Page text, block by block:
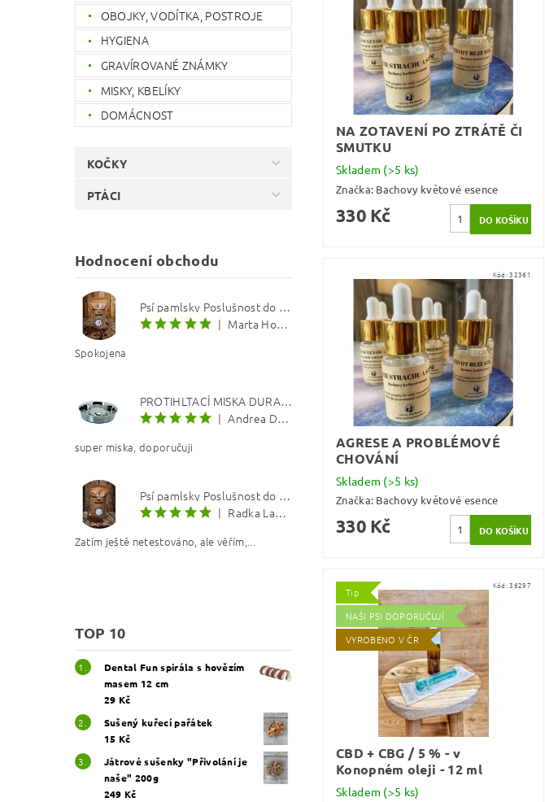
OBOJKY, VODÍTKA, POSTROJE
HYGIENA
GRAVÍROVANÉ ZNÁMKY
MISKY, KBELÍKY
DOMÁCNOST
KOČKY
PTÁCI
Hodnocení obchodu
Psí pamlsky Poslušnost do kapsy: Treska s červenou řepou 12 mm
|
Marta Hourová
Spokojena
PROTIHLTACÍ MISKA DURAPET
|
Andrea Dosoudilová
super miska, doporučuji
Psí pamlsky Poslušnost do kapsy: Kachna s lososovým olejem 8 mm
|
Radka Langerová
Zatím ještě netestováno, ale věřím,...
TOP 10
Dental Fun spirála s hovězím
masem 12 cm
29 Kč
Sušený kuřecí pařátek
15 Kč
Játrové sušenky "Přivolání je
naše" 200g
249 Kč
NA ZOTAVENÍ PO ZTRÁTĚ ČI
SMUTKU
Skladem (>5 ks)
Značka: Bachovy květové esence
330 Kč
Kód:32361
AGRESE A PROBLÉMOVÉ
CHOVÁNÍ
Skladem (>5 ks)
Značka: Bachovy květové esence
330 Kč
Tip
NAŠI PSI DOPORUČUJÍ
VYROBENO V ČR
Kód:36297
CBD + CBG / 5 % - v
Konopném oleji - 12 ml
Skladem (>5 ks)